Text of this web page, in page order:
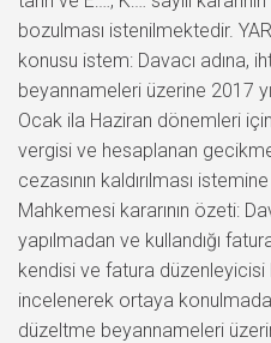
bozulması istenilmektedir.
konusu istem: Davacı adına,
beyannameleri üzerine 2017
Ocak ila Haziran dönemleri
vergisi ve hesaplanan
cezasının kaldırılması
Mahkemesi kararının özeti:
yapılmadan ve kullandığı
kendisi ve fatura düzenleyicisi
incelenerek ortaya
düzeltme beyannameleri